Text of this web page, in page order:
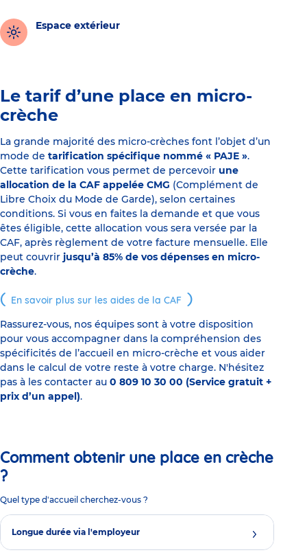
Espace extérieur
Le tarif d’une place en micro-
crèche
La grande majorité des micro-crèches font l’objet d’un
mode de tarification spécifique nommé « PAJE ».
Cette tarification vous permet de percevoir une
allocation de la CAF appelée CMG (Complément de
Libre Choix du Mode de Garde), selon certaines
conditions. Si vous en faites la demande et que vous
êtes éligible, cette allocation vous sera versée par la
CAF, après règlement de votre facture mensuelle. Elle
peut couvrir jusqu’à 85% de vos dépenses en micro-
crèche.
En savoir plus sur les aides de la CAF
Rassurez-vous, nos équipes sont à votre disposition
pour vous accompagner dans la compréhension des
spécificités de l’accueil en micro-crèche et vous aider
dans le calcul de votre reste à votre charge. N'hésitez
pas à les contacter au 0 809 10 30 00 (Service gratuit +
prix d’un appel).
Comment obtenir une place en crèche
?
Quel type d'accueil cherchez-vous ?
Longue durée via l'employeur